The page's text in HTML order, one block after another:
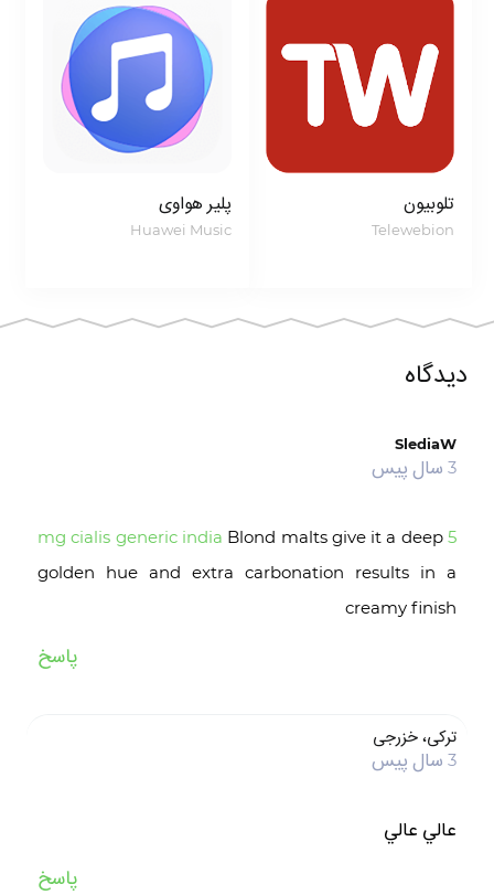
تلوبیون
Telewebion
پلیر هواوی
Huawei Music
دیدگاه
SlediaW
3 سال پیس
5 mg cialis generic india
Blond malts give it a deep
golden hue and extra carbonation results in a
creamy finish
پاسخ
ترکی، خزرجی
3 سال پیس
عالي عالي
پاسخ